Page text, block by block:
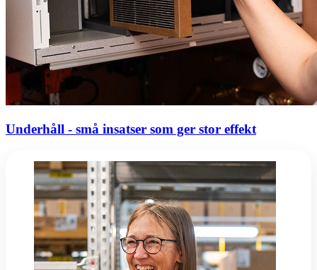
Underhåll - små insatser som ger stor effekt